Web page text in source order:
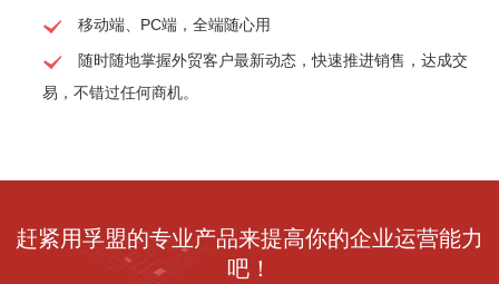
移动端、PC端，全端随心用
随时随地掌握外贸客户最新动态，快速推进销售，达成交
易，不错过任何商机。
赶紧用孚盟的专业产品来提高你的企业运营能力
吧！